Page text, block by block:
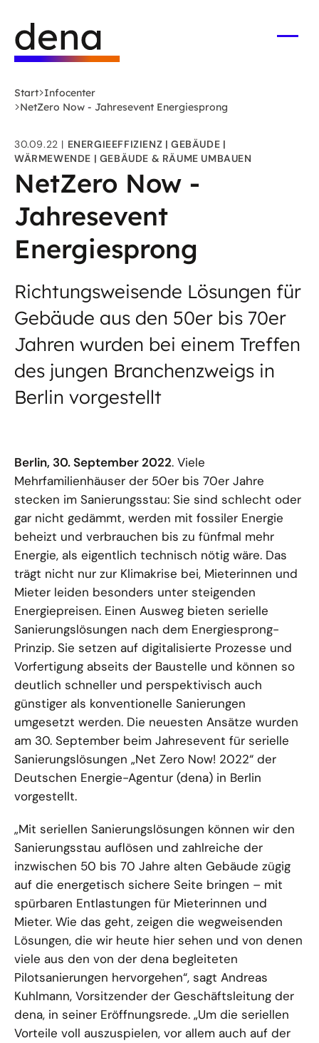
Hauptinhalt
springen
Deutsche
Energie-
Agentur
-
Startseite
Start Infocenter
NetZero Now - Jahresevent Energiesprong
30.09.22 ENERGIEEFFIZIENZ
GEBÄUDE
WÄRMEWENDE
GEBÄUDE & RÄUME UMBAUEN
NetZero Now -
Jahresevent
Energiesprong
Richtungsweisende Lösungen für
Gebäude aus den 50er bis 70er
Jahren wurden bei einem Treffen
des jungen Branchenzweigs in
Berlin vorgestellt
Berlin, 30. September 2022. Viele
Mehrfamilienhäuser der 50er bis 70er Jahre
stecken im Sanierungsstau: Sie sind schlecht oder
gar nicht gedämmt, werden mit fossiler Energie
beheizt und verbrauchen bis zu fünfmal mehr
Energie, als eigentlich technisch nötig wäre. Das
trägt nicht nur zur Klimakrise bei, Mieterinnen und
Mieter leiden besonders unter steigenden
Energiepreisen. Einen Ausweg bieten serielle
Sanierungslösungen nach dem Energiesprong-
Prinzip. Sie setzen auf digitalisierte Prozesse und
Vorfertigung abseits der Baustelle und können so
deutlich schneller und perspektivisch auch
günstiger als konventionelle Sanierungen
umgesetzt werden. Die neuesten Ansätze wurden
am 30. September beim Jahresevent für serielle
Sanierungslösungen „Net Zero Now! 2022“ der
Deutschen Energie-Agentur (dena) in Berlin
vorgestellt.
„Mit seriellen Sanierungslösungen können wir den
Sanierungsstau auflösen und zahlreiche der
inzwischen 50 bis 70 Jahre alten Gebäude zügig
auf die energetisch sichere Seite bringen – mit
spürbaren Entlastungen für Mieterinnen und
Mieter. Wie das geht, zeigen die wegweisenden
Lösungen, die wir heute hier sehen und von denen
viele aus den von der dena begleiteten
Pilotsanierungen hervorgehen“, sagt Andreas
Kuhlmann, Vorsitzender der Geschäftsleitung der
dena, in seiner Eröffnungsrede. „Um die seriellen
Vorteile voll auszuspielen, vor allem auch auf der